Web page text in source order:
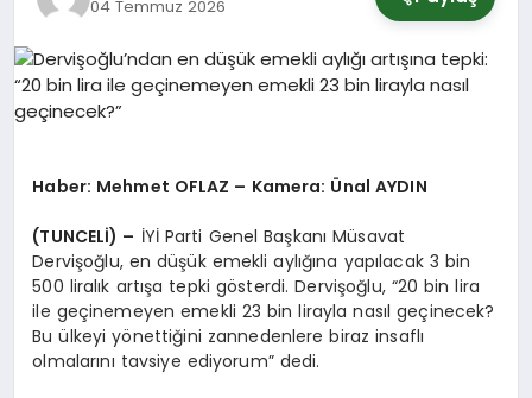
04 Temmuz 2026
Haber: Mehmet OFLAZ – Kamera: Ünal AYDIN
(TUNCELİ) – İYİ Parti Genel Başkanı Müsavat
Dervişoğlu, en düşük emekli aylığına yapılacak 3 bin
500 liralık artışa tepki gösterdi. Dervişoğlu, “20 bin lira
ile geçinemeyen emekli 23 bin lirayla nasıl geçinecek?
Bu ülkeyi yönettiğini zannedenlere biraz insaflı
olmalarını tavsiye ediyorum” dedi.